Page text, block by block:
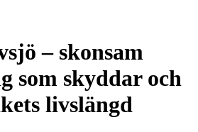
– skonsam
som skyddar och
livslängd